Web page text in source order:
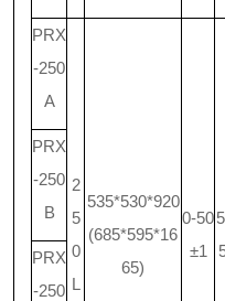
PRX
-250
A
2
5
0
L
535*530*920
(685*595*16
65)
0-50
±1
PRX
-250
B
PRX
-250